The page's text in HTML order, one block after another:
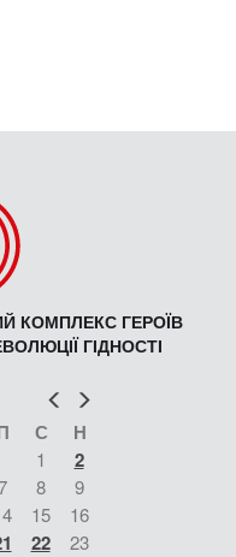
КОМПЛЕКС ГЕРОЇВ
ГІДНОСТІ
Попер
С Н
1 2
8
9
15
16
22
23